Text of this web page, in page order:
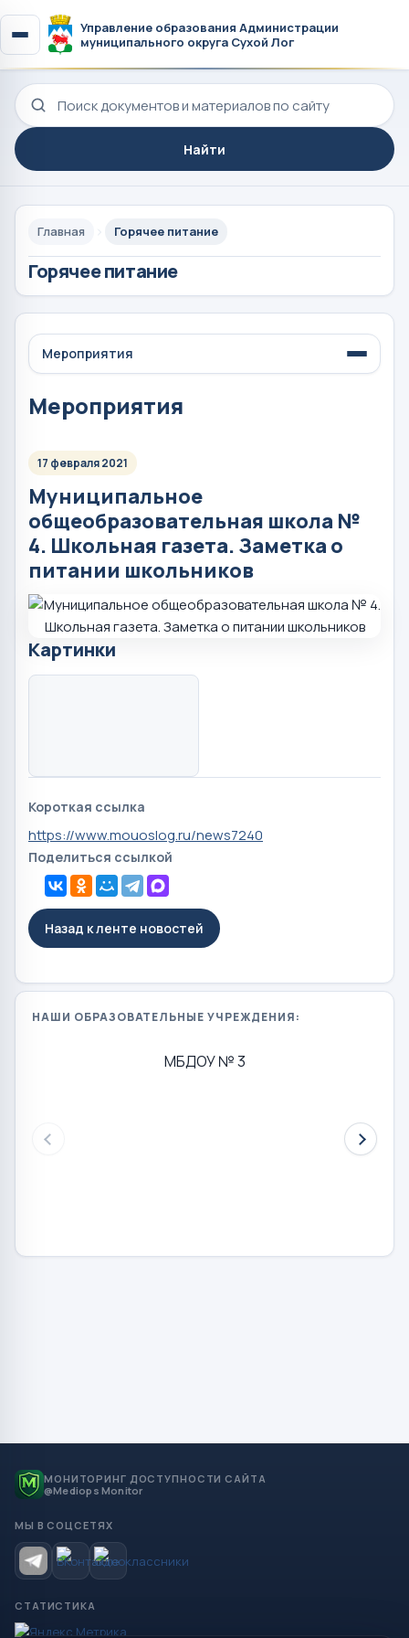
Управление образования Администрации
муниципального округа Сухой Лог
Поиск по сайту
Найти
Главная Горячее питание
Горячее питание
Мероприятия
Мероприятия
17 февраля 2021
Муниципальное
общеобразовательная школа №
4. Школьная газета. Заметка о
питании школьников
Картинки
Короткая ссылка
https://www.mouoslog.ru/news7240
Поделиться ссылкой
Назад к ленте новостей
НАШИ ОБРАЗОВАТЕЛЬНЫЕ УЧРЕЖДЕНИЯ:
МБДОУ № 3
МОНИТОРИНГ ДОСТУПНОСТИ САЙТА
@Mediops Monitor
МЫ В СОЦСЕТЯХ
СТАТИСТИКА